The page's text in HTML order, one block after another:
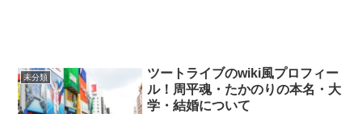
未分類
ツートライブのwiki風プロフィー
ル！周平魂・たかのりの本名・大
学・結婚について